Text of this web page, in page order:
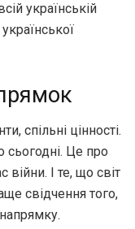
українській
, спільні цінності.
. Це про
війни. І те, що світ
свідчення того,
.